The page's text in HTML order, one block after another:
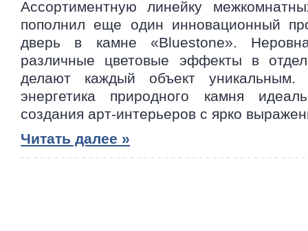
Ассортиментную линейку
пополнил еще один инновационный
дверь в камне «Bluestone».
различные цветовые эффекты в
делают каждый объект уникальным.
энергетика природного камня
создания арт-интерьеров с ярко
Читать далее »